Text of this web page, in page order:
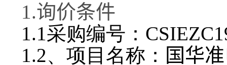
1.询价条件
1.1采购编号：
1.2、项目名称： 国华